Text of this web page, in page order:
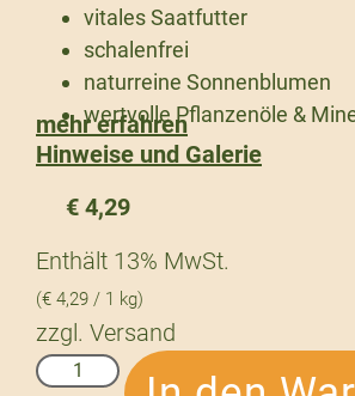
vitales Saatfutter
schalenfrei
naturreine Sonnenblumen
wertvolle Pflanzenöle &
mehr erfahren
Hinweise und Galerie
€ 4,29
Enthält 13% MwSt.
(€ 4,29 / 1 kg)
zzgl. Versand